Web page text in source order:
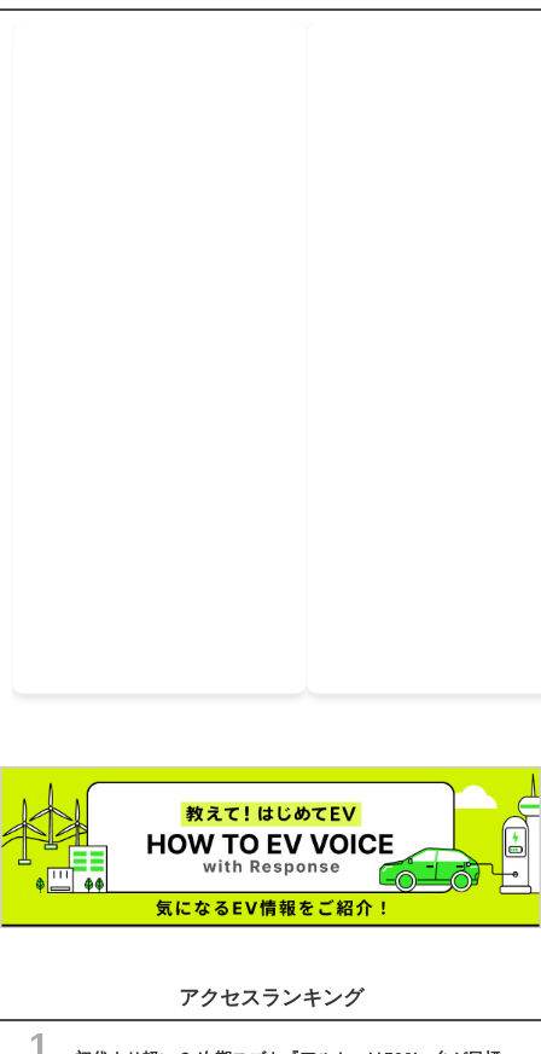
アクセスランキング